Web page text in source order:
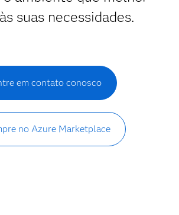
suas necessidades.
em contato conosco
no Azure Marketplace